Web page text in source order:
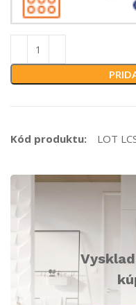
Kód produktu: LOT